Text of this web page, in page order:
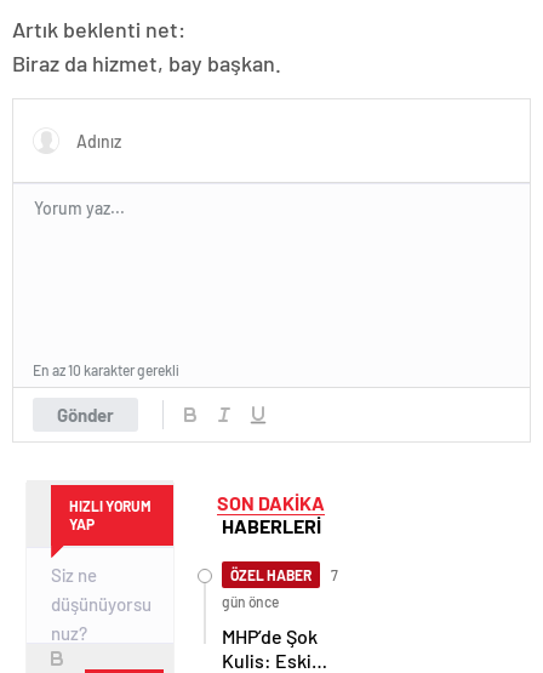
Artık beklenti net:
Biraz da hizmet, bay başkan.
Gönder
En az 10 karakter gerekli
HIZLI YORUM
YAP
SON DAKİKA
HABERLERİ
ÖZEL HABER
7
gün önce
MHP’de Şok
Kulis: Eski